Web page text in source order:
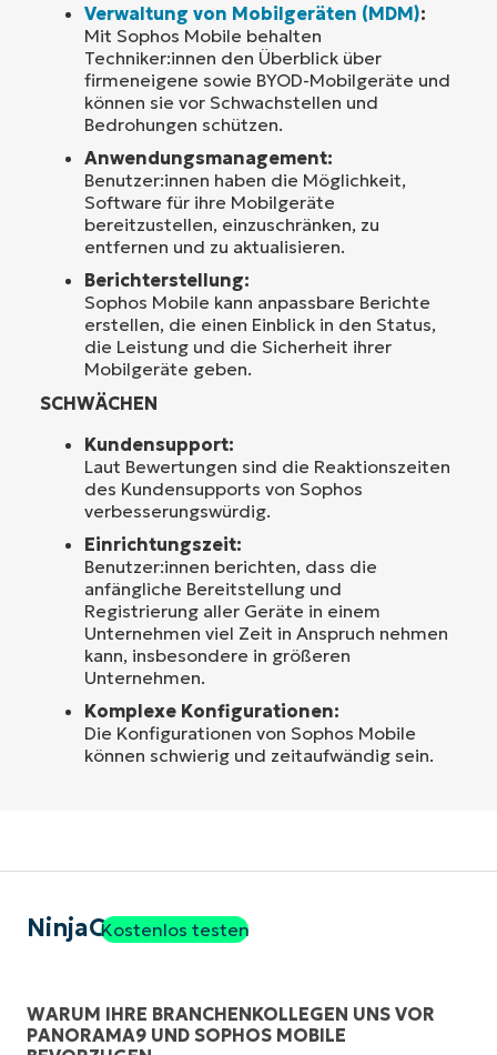
Verwaltung von Mobilgeräten (MDM):
Mit Sophos Mobile behalten
Techniker:innen den Überblick über
firmeneigene sowie BYOD-Mobilgeräte und
können sie vor Schwachstellen und
Bedrohungen schützen.
Anwendungsmanagement:
Benutzer:innen haben die Möglichkeit,
Software für ihre Mobilgeräte
bereitzustellen, einzuschränken, zu
entfernen und zu aktualisieren.
Berichterstellung:
Sophos Mobile kann anpassbare Berichte
erstellen, die einen Einblick in den Status,
die Leistung und die Sicherheit ihrer
Mobilgeräte geben.
SCHWÄCHEN
Kundensupport:
Laut Bewertungen sind die Reaktionszeiten
des Kundensupports von Sophos
verbesserungswürdig.
Einrichtungszeit:
Benutzer:innen berichten, dass die
anfängliche Bereitstellung und
Registrierung aller Geräte in einem
Unternehmen viel Zeit in Anspruch nehmen
kann, insbesondere in größeren
Unternehmen.
Komplexe Konfigurationen:
Die Konfigurationen von Sophos Mobile
können schwierig und zeitaufwändig sein.
NinjaOneKostenlos testen
WARUM IHRE BRANCHENKOLLEGEN UNS VOR
PANORAMA9 UND SOPHOS MOBILE